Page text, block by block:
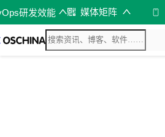
研发效能 媒体矩阵